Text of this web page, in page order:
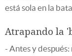
está sola en la
Atrapando la
- Antes y